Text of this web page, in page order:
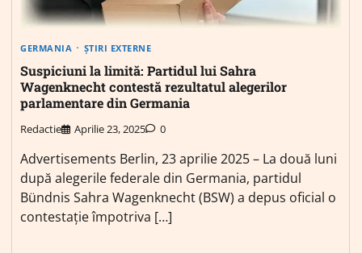
GERMANIA ȘTIRI EXTERNE
Suspiciuni la limită: Partidul lui Sahra
Wagenknecht contestă rezultatul alegerilor
parlamentare din Germania
Redactie Aprilie 23, 2025 0
Advertisements Berlin, 23 aprilie 2025 – La două luni
după alegerile federale din Germania, partidul
Bündnis Sahra Wagenknecht (BSW) a depus oficial o
contestație împotriva […]